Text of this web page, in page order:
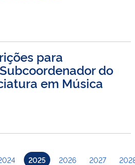
para
do
em Música
2025 2026 2027